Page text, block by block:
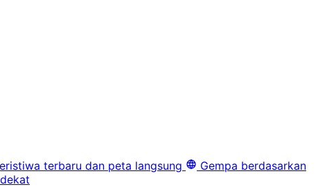
terbaru dan peta langsung
Gempa berdasarkan